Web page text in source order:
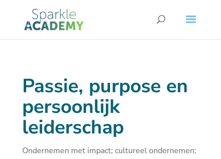
Passie, purpose en
persoonlijk
leiderschap
Ondernemen met impact; cultureel ondernemen;